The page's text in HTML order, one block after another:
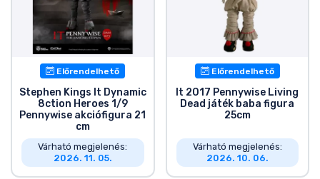
Előrendelhető
Stephen Kings It Dynamic
8ction Heroes 1/9
Pennywise akciófigura 21
cm
Várható megjelenés:
2026. 11. 05.
Előrendelhető
It 2017 Pennywise Living
Dead játék baba figura
25cm
Várható megjelenés:
2026. 10. 06.